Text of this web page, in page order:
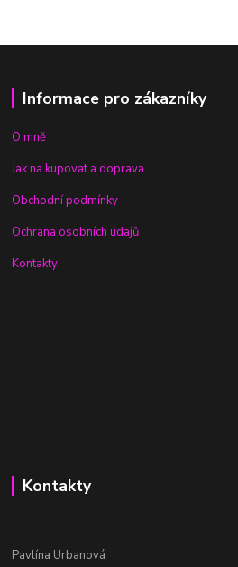
Informace pro zákazníky
O mně
Jak na kupovat a doprava
Obchodní podmínky
Ochrana osobních údajů
Kontakty
Kontakty
Pavlína Urbanová